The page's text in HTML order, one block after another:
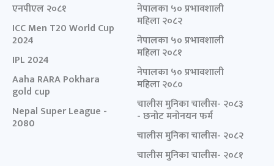
एनपीएल २०८१
ICC Men T20 World Cup
2024
IPL 2024
Aaha RARA Pokhara
gold cup
Nepal Super League -
2080
नेपालका ५० प्रभावशाली
महिला २०८२
नेपालका ५० प्रभावशाली
महिला २०८१
नेपालका ५० प्रभावशाली
महिला २०८०
चालीस मुनिका चालीस- २०८३
- छनोट मनोनयन फर्म
चालीस मुनिका चालीस- २०८२
चालीस मुनिका चालीस- २०८१